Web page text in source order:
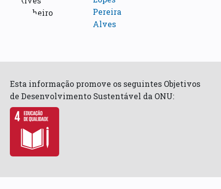
Pereira
Alves
Esta informação promove os seguintes Objetivos
de Desenvolvimento Sustentável da ONU: